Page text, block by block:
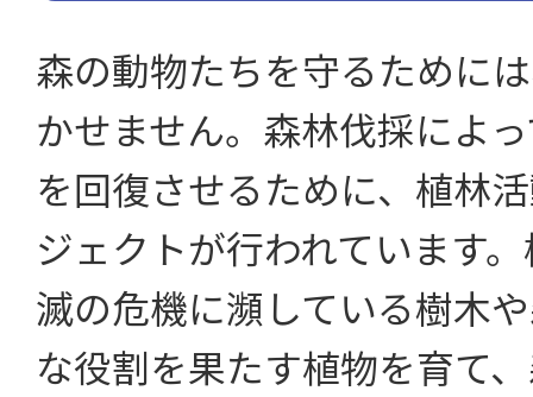
森の動物たちを守るために
かせません。森林伐採によ
を回復させるために、植林
ジェクトが行われています
滅の危機に瀕している樹木
な役割を果たす植物を育て